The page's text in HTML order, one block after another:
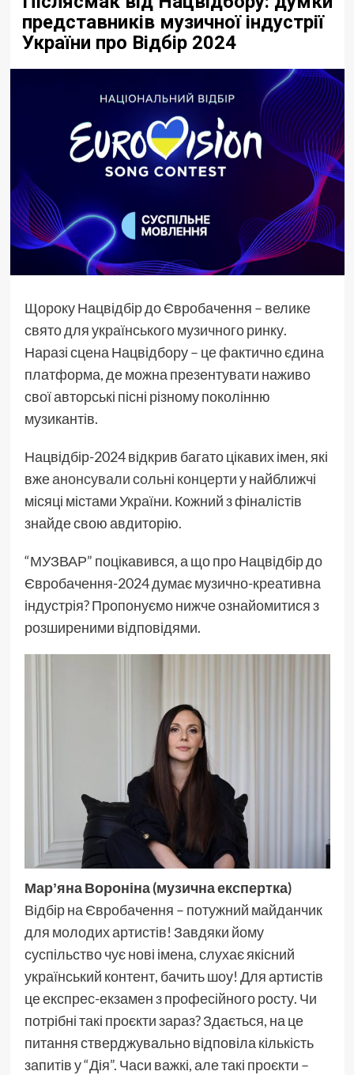
представників музичної індустрії
України про Відбір 2024
Щороку Нацвідбір до Євробачення – велике
свято для українського музичного ринку.
Наразі сцена Нацвідбору – це фактично єдина
платформа, де можна презентувати наживо
свої авторські пісні різному поколінню
музикантів.
Нацвідбір-2024 відкрив багато цікавих імен, які
вжеанонсували сольні концертиу найближчі
місяці містами України. Кожний з фіналістів
знайде свою авдиторію.
“МУЗВАР” поцікавився, а що про Нацвідбір до
Євробачення-2024 думає музично-креативна
індустрія? Пропонуємо нижче ознайомитися з
розширеними відповідями.
Марʼяна Вороніна (музична експертка)
Відбір на Євробачення – потужний майданчик
для молодих артистів! Завдяки йому
суспільство чує нові імена, слухає якісний
український контент, бачить шоу! Для артистів
це експрес-екзамен з професійного росту. Чи
потрібні такі проєкти зараз? Здається, на це
питання стверджувально відповіла кількість
запитів у “Дія”. Часи важкі, але такі проєкти –